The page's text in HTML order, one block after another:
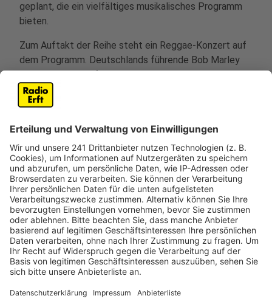
geplant, die ein vielfältiges musikalisches Programm
bieten.
Zum Auftakt der Reihe steht ein Reggae-Konzert auf
dem Programm. Deutschlands führende Bob Marley
Tribute-Band will für karibische Klänge und gute
Stimmung sorgen.
Schlagergipfel und ein Heavy Metal-Konzert. Ein
besonderes Event ist auch der 5. Erftkreis Lied
Contest. Beim sogenannten ELC treten Musiker aus
allen Städten des Rhein-Erft-Kreises gegeneinander
an.
Elsdorf stellvertretender Bürgermeister Harald Könen
zeigte sich zuversichtlich, dass auch in diesem Jahr
wieder viele Besucher zu den Konzerten kommen
werden. In den vergangenen Jahren war das Interesse
an der Veranstaltung stets groß.
Die Konzertreihe „Musik mit Aussicht“ hat sich als